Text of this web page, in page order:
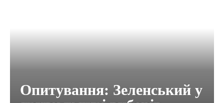
Опитування: Зеленський у